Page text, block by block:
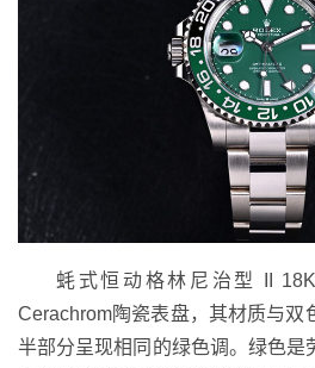
蚝式恒动格林尼治型 II
Cerachrom陶瓷表盘，其材质与双
半部分呈现相同的绿色调。绿色是